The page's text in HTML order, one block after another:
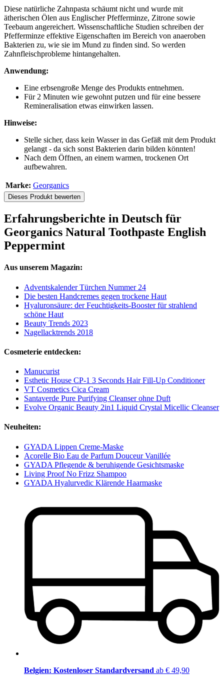
Diese natürliche Zahnpasta schäumt nicht und wurde mit
ätherischen Ölen aus Englischer Pfefferminze, Zitrone sowie
Teebaum angereichert. Wissenschaftliche Studien schreiben der
Pfefferminze effektive Eigenschaften im Bereich von anaeroben
Bakterien zu, wie sie im Mund zu finden sind. So werden
Zahnfleischprobleme hintangehalten.
Anwendung:
Eine erbsengroße Menge des Produkts entnehmen.
Für 2 Minuten wie gewohnt putzen und für eine bessere
Remineralisation etwas einwirken lassen.
Hinweise:
Stelle sicher, dass kein Wasser in das Gefäß mit dem Produkt
gelangt - da sich sonst Bakterien darin bilden könnten!
Nach dem Öffnen, an einem warmen, trockenen Ort
aufbewahren.
Marke: Georganics
Dieses Produkt bewerten
Erfahrungsberichte in Deutsch für
Georganics Natural Toothpaste English
Peppermint
Aus unserem Magazin:
Adventskalender Türchen Nummer 24
Die besten Handcremes gegen trockene Haut
Hyaluronsäure: der Feuchtigkeits-Booster für strahlend
schöne Haut
Beauty Trends 2023
Nagellacktrends 2018
Cosmeterie entdecken:
Manucurist
Esthetic House CP-1 3 Seconds Hair Fill-Up Conditioner
VT Cosmetics Cica Cream
Santaverde Pure Purifying Cleanser ohne Duft
Evolve Organic Beauty 2in1 Liquid Crystal Micellic Cleanser
Neuheiten:
GYADA Lippen Creme-Maske
Acorelle Bio Eau de Parfum Douceur Vanillée
GYADA Pflegende & beruhigende Gesichtsmaske
Living Proof No Frizz Shampoo
GYADA Hyalurvedic Klärende Haarmaske
Belgien: Kostenloser Standardversand ab € 49,90